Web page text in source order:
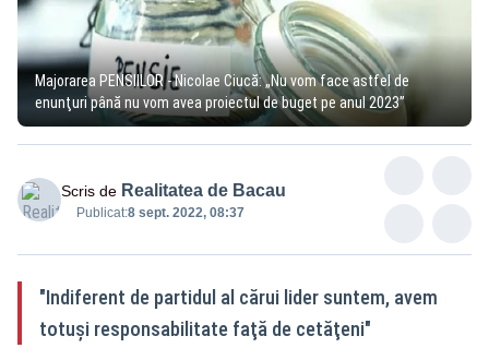
Majorarea PENSIILOR - Nicolae Ciucă: „Nu vom face astfel de
enunţuri până nu vom avea proiectul de buget pe anul 2023”
Scris de Realitatea de Bacau
Publicat:8 sept. 2022, 08:37
"Indiferent de partidul al cărui lider suntem, avem
totuşi responsabilitate faţă de cetăţeni"